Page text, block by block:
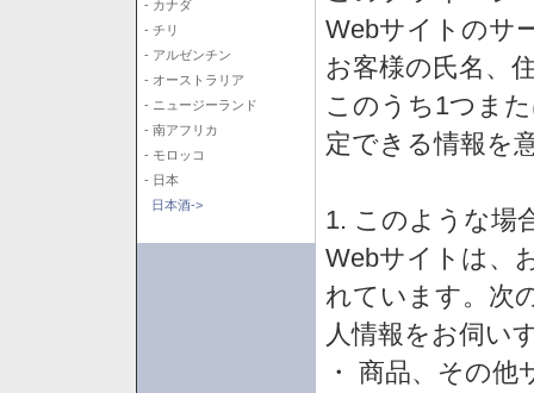
- カナダ
- チリ
- アルゼンチン
- オーストラリア
- ニュージーランド
- 南アフリカ
- モロッコ
- 日本
日本酒->
Webサイトのサ
お客様の氏名、
このうち1つま
定できる情報を
1. このような場
Webサイトは、
れています。次
人情報をお伺い
・ 商品、その